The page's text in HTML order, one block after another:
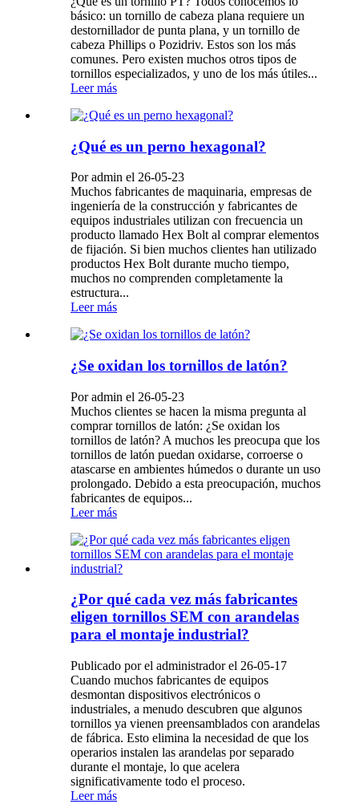
básico: un tornillo de cabeza plana requiere un
destornillador de punta plana, y un tornillo de
cabeza Phillips o Pozidriv. Estos son los más
comunes. Pero existen muchos otros tipos de
tornillos especializados, y uno de los más útiles...
Leer más
¿Qué es un perno hexagonal?
Por admin el 26-05-23
Muchos fabricantes de maquinaria, empresas de
ingeniería de la construcción y fabricantes de
equipos industriales utilizan con frecuencia un
producto llamado Hex Bolt al comprar elementos
de fijación. Si bien muchos clientes han utilizado
productos Hex Bolt durante mucho tiempo,
muchos no comprenden completamente la
estructura...
Leer más
¿Se oxidan los tornillos de latón?
Por admin el 26-05-23
Muchos clientes se hacen la misma pregunta al
comprar tornillos de latón: ¿Se oxidan los
tornillos de latón? A muchos les preocupa que los
tornillos de latón puedan oxidarse, corroerse o
atascarse en ambientes húmedos o durante un uso
prolongado. Debido a esta preocupación, muchos
fabricantes de equipos...
Leer más
¿Por qué cada vez más fabricantes
eligen tornillos SEM con arandelas
para el montaje industrial?
Publicado por el administrador el 26-05-17
Cuando muchos fabricantes de equipos
desmontan dispositivos electrónicos o
industriales, a menudo descubren que algunos
tornillos ya vienen preensamblados con arandelas
de fábrica. Esto elimina la necesidad de que los
operarios instalen las arandelas por separado
durante el montaje, lo que acelera
significativamente todo el proceso.
Leer más